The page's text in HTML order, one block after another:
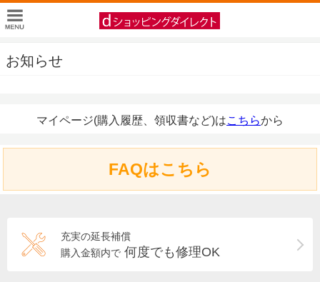
お知らせ
マイページ(購入履歴、領収書など)はこちらから
FAQはこちら
充実の延長補償
購入金額内で 何度でも修理OK